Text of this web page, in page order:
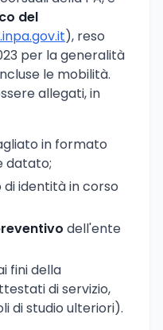
del
), reso
per la generalità
le mobilità.
allegati, in
in formato
datato;
identità in corso
dell'ente
fini della
di servizio,
di studio ulteriori).